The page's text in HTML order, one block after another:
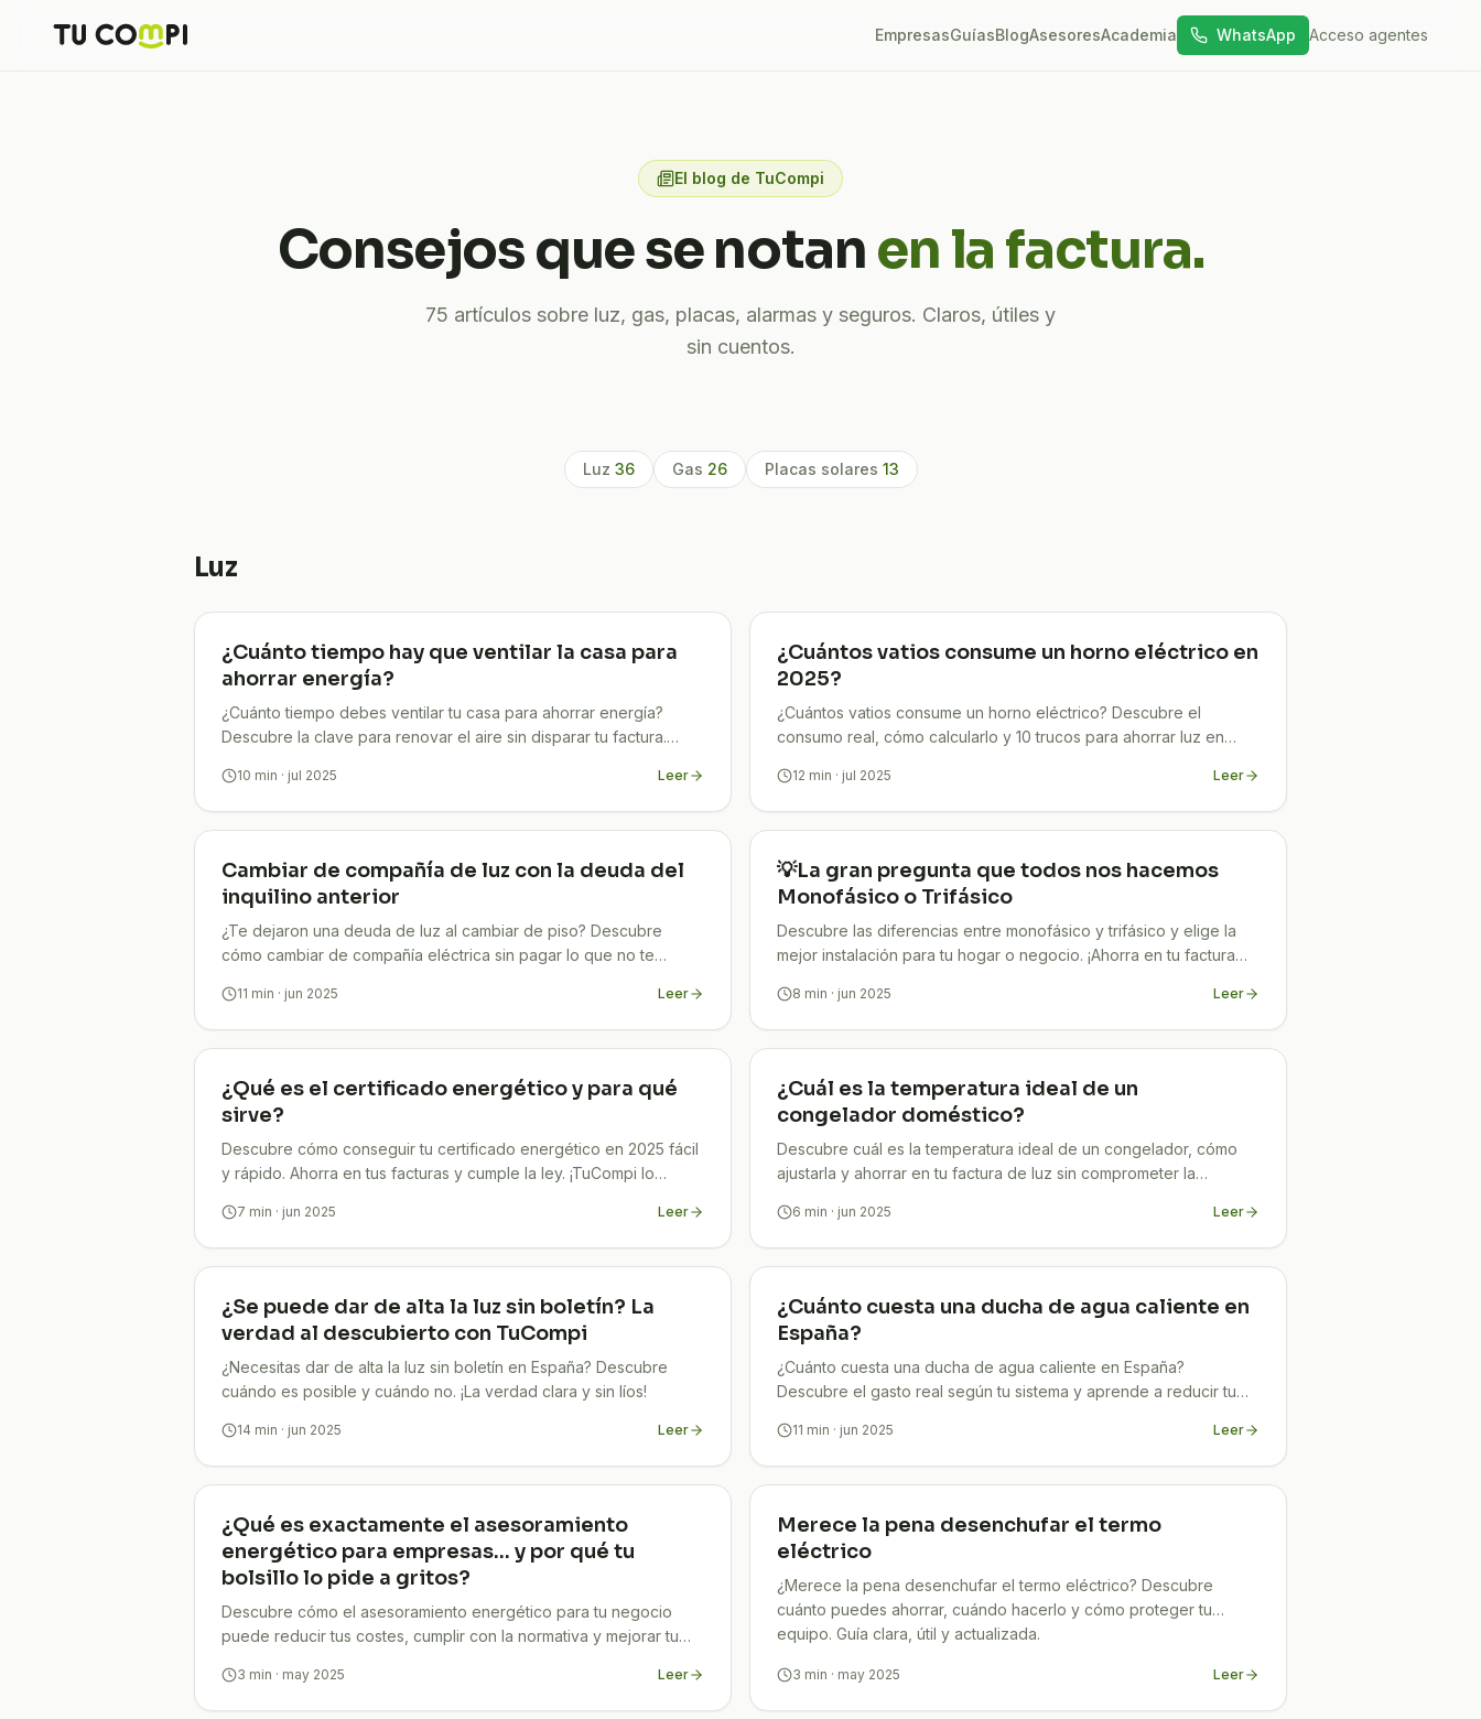
EmpresasGuíasBlogAsesoresAcademia WhatsApp Acceso agentes
El blog de TuCompi
Consejos que se notanen la factura.
75 artículos sobre luz, gas, placas, alarmas y seguros. Claros, útiles y
sin cuentos.
Luz 36 Gas 26 Placas solares 13
Luz
¿Cuánto tiempo hay que ventilar la casa para
ahorrar energía?
¿Cuánto tiempo debes ventilar tu casa para ahorrar energía?
Descubre la clave para renovar el aire sin disparar tu factura.
10 min · jul 2025 Leer
¿Cuántos vatios consume un horno eléctrico en
2025?
¿Cuántos vatios consume un horno eléctrico? Descubre el
consumo real, cómo calcularlo y 10 trucos para ahorrar luz en
12 min · jul 2025 Leer
Cambiar de compañía de luz con la deuda del
inquilino anterior
¿Te dejaron una deuda de luz al cambiar de piso? Descubre
cómo cambiar de compañía eléctrica sin pagar lo que no te
11 min · jun 2025 Leer
💡La gran pregunta que todos nos hacemos
Monofásico o Trifásico
Descubre las diferencias entre monofásico y trifásico y elige la
mejor instalación para tu hogar o negocio. ¡Ahorra en tu factura
8 min · jun 2025 Leer
¿Qué es el certificado energético y para qué
sirve?
Descubre cómo conseguir tu certificado energético en 2025 fácil
y rápido. Ahorra en tus facturas y cumple la ley. ¡TuCompi lo
7 min · jun 2025 Leer
¿Cuál es la temperatura ideal de un
congelador doméstico?
Descubre cuál es la temperatura ideal de un congelador, cómo
ajustarla y ahorrar en tu factura de luz sin comprometer la
6 min · jun 2025 Leer
¿Se puede dar de alta la luz sin boletín? La
verdad al descubierto con TuCompi
¿Necesitas dar de alta la luz sin boletín en España? Descubre
cuándo es posible y cuándo no. ¡La verdad clara y sin líos!
14 min · jun 2025 Leer
¿Cuánto cuesta una ducha de agua caliente en
España?
¿Cuánto cuesta una ducha de agua caliente en España?
Descubre el gasto real según tu sistema y aprende a reducir tu
11 min · jun 2025 Leer
¿Qué es exactamente el asesoramiento
energético para empresas… y por qué tu
bolsillo lo pide a gritos?
Descubre cómo el asesoramiento energético para tu negocio
puede reducir tus costes, cumplir con la normativa y mejorar tu
3 min · may 2025 Leer
Merece la pena desenchufar el termo
eléctrico
¿Merece la pena desenchufar el termo eléctrico? Descubre
cuánto puedes ahorrar, cuándo hacerlo y cómo proteger tu
equipo. Guía clara, útil y actualizada.
3 min · may 2025 Leer